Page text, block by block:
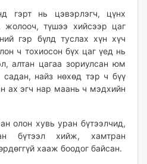
гэрт нь цэвэрлэгч, цүнх
жолооч, түшээ хийсээр цаг
гэр бүлд туслах хүн хүч
ч тохиосон бүх цаг үед нь
алтан цагаа зориулсан юм
найз нөхөд тэр ч бүү
ах эгч нар маань ч мэдхийн
олон хувь уран бүтээлчид,
бүтээл хийж, хамтран
хааж боодог байсан.